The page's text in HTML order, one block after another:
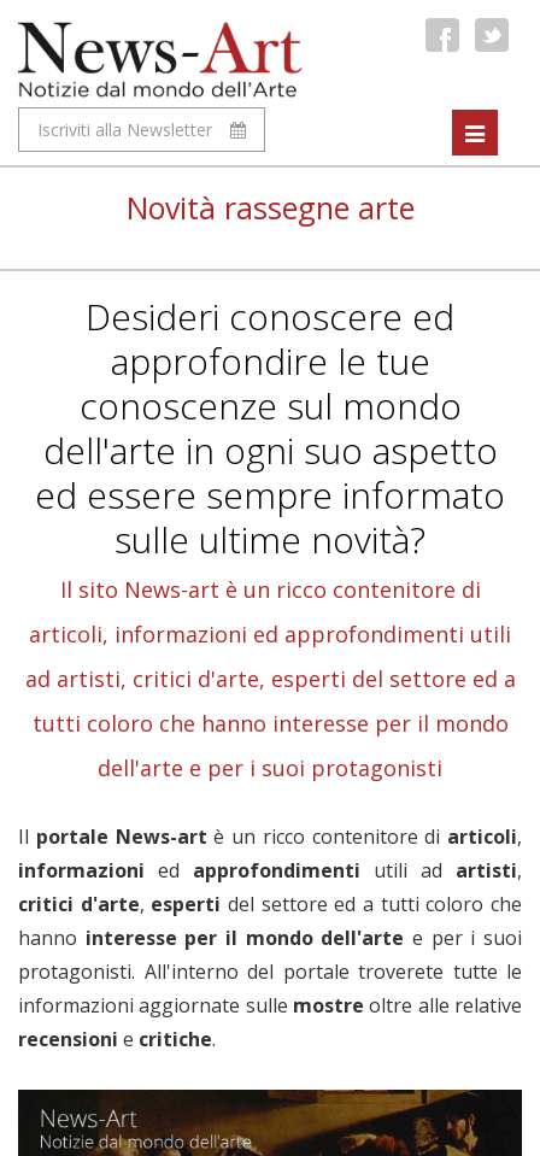
Iscriviti alla Newsletter
Toggle
Novità rassegne arte
Desideri conoscere ed
approfondire le tue
conoscenze sul mondo
dell'arte in ogni suo aspetto
ed essere sempre informato
sulle ultime novità?
Il sito News-art è un ricco contenitore di
articoli, informazioni ed approfondimenti utili
ad artisti, critici d'arte, esperti del settore ed a
tutti coloro che hanno interesse per il mondo
dell'arte e per i suoi protagonisti
Il portale News-art è un ricco contenitore di articoli,
informazioni ed approfondimenti utili ad artisti,
critici d'arte, espertidel settore ed a tutti coloro che
hanno interesse per il mondo dell'arte e per i suoi
protagonisti. All'interno del portale troverete tutte le
informazioni aggiornate sulle mostreoltre alle relative
recensioni e critiche.